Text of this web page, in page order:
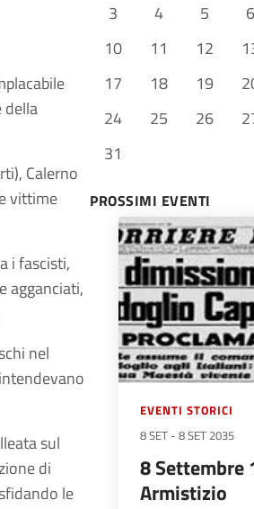
della
Calerno
vittime
i fascisti,
agganciati,
nel
sul
di
le
3
4 5 6
10
11 12
17
18 19
24
25 26
31
PROSSIMI EVENTI
EVENTI STORICI
8 SET - 8 SET 2035
8 Settembre
Armistizio